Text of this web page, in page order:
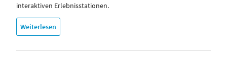
interaktiven Erlebnisstationen.
Weiterlesen